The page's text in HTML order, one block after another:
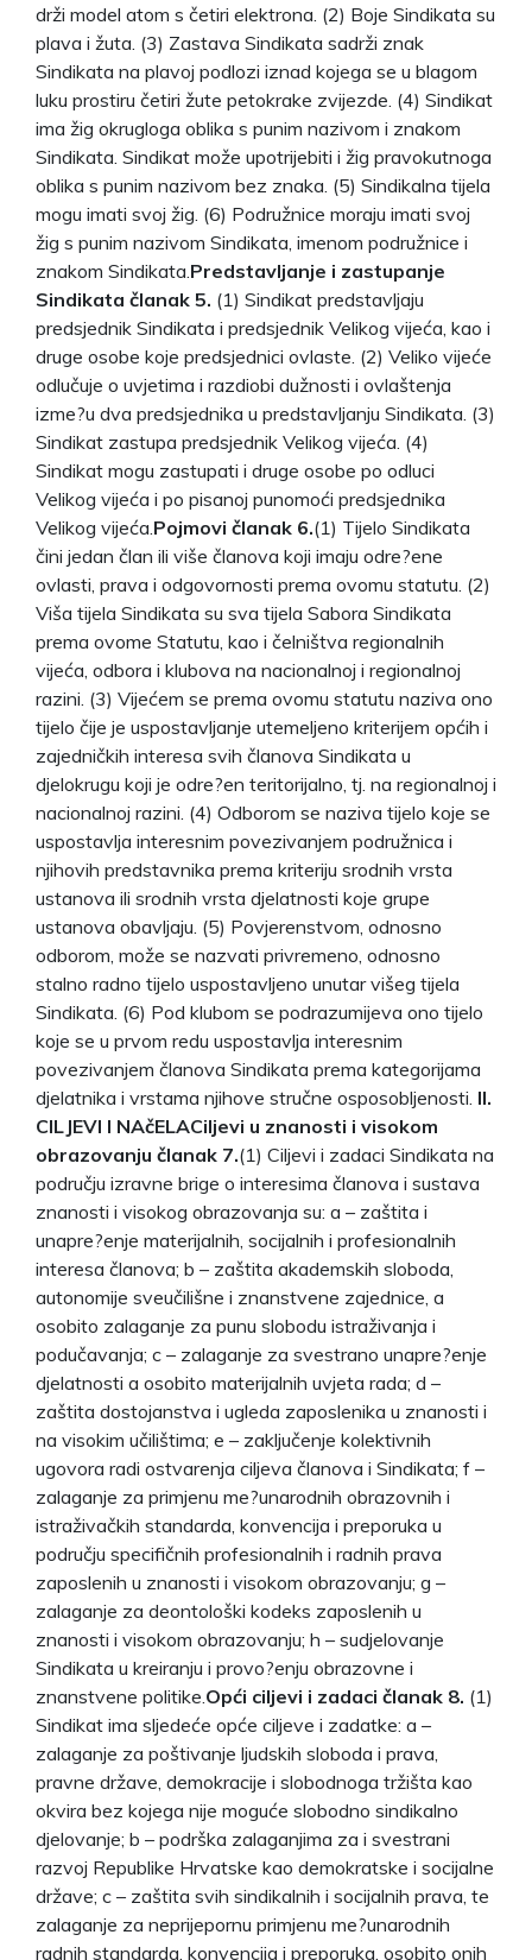
drži model atom s četiri elektrona. (2) Boje Sindikata su
plava i žuta. (3) Zastava Sindikata sadrži znak
Sindikata na plavoj podlozi iznad kojega se u blagom
luku prostiru četiri žute petokrake zvijezde. (4) Sindikat
ima žig okrugloga oblika s punim nazivom i znakom
Sindikata. Sindikat može upotrijebiti i žig pravokutnoga
oblika s punim nazivom bez znaka. (5) Sindikalna tijela
mogu imati svoj žig. (6) Podružnice moraju imati svoj
žig s punim nazivom Sindikata, imenom podružnice i
znakom Sindikata. Predstavljanje i zastupanje
Sindikata članak 5. (1) Sindikat predstavljaju
predsjednik Sindikata i predsjednik Velikog vijeća, kao i
druge osobe koje predsjednici ovlaste. (2) Veliko vijeće
odlučuje o uvjetima i razdiobi dužnosti i ovlaštenja
izme?u dva predsjednika u predstavljanju Sindikata. (3)
Sindikat zastupa predsjednik Velikog vijeća. (4)
Sindikat mogu zastupati i druge osobe po odluci
Velikog vijeća i po pisanoj punomoći predsjednika
Velikog vijeća. Pojmovi članak 6.(1) Tijelo Sindikata
čini jedan član ili više članova koji imaju odre?ene
ovlasti, prava i odgovornosti prema ovomu statutu. (2)
Viša tijela Sindikata su sva tijela Sabora Sindikata
prema ovome Statutu, kao i čelništva regionalnih
vijeća, odbora i klubova na nacionalnoj i regionalnoj
razini. (3) Vijećem se prema ovomu statutu naziva ono
tijelo čije je uspostavljanje utemeljeno kriterijem općih i
zajedničkih interesa svih članova Sindikata u
djelokrugu koji je odre?en teritorijalno, tj. na regionalnoj i
nacionalnoj razini. (4) Odborom se naziva tijelo koje se
uspostavlja interesnim povezivanjem podružnica i
njihovih predstavnika prema kriteriju srodnih vrsta
ustanova ili srodnih vrsta djelatnosti koje grupe
ustanova obavljaju. (5) Povjerenstvom, odnosno
odborom, može se nazvati privremeno, odnosno
stalno radno tijelo uspostavljeno unutar višeg tijela
Sindikata. (6) Pod klubom se podrazumijeva ono tijelo
koje se u prvom redu uspostavlja interesnim
povezivanjem članova Sindikata prema kategorijama
djelatnika i vrstama njihove stručne osposobljenosti. II.
CILJEVI I NAčELACiljevi u znanosti i visokom
obrazovanju članak 7.(1) Ciljevi i zadaci Sindikata na
području izravne brige o interesima članova i sustava
znanosti i visokog obrazovanja su: a – zaštita i
unapre?enje materijalnih, socijalnih i profesionalnih
interesa članova; b – zaštita akademskih sloboda,
autonomije sveučilišne i znanstvene zajednice, a
osobito zalaganje za punu slobodu istraživanja i
podučavanja; c – zalaganje za svestrano unapre?enje
djelatnosti a osobito materijalnih uvjeta rada; d –
zaštita dostojanstva i ugleda zaposlenika u znanosti i
na visokim učilištima; e – zaključenje kolektivnih
ugovora radi ostvarenja ciljeva članova i Sindikata; f –
zalaganje za primjenu me?unarodnih obrazovnih i
istraživačkih standarda, konvencija i preporuka u
području specifičnih profesionalnih i radnih prava
zaposlenih u znanosti i visokom obrazovanju; g –
zalaganje za deontološki kodeks zaposlenih u
znanosti i visokom obrazovanju; h – sudjelovanje
Sindikata u kreiranju i provo?enju obrazovne i
znanstvene politike. Opći ciljevi i zadaci članak 8. (1)
Sindikat ima sljedeće opće ciljeve i zadatke: a –
zalaganje za poštivanje ljudskih sloboda i prava,
pravne države, demokracije i slobodnoga tržišta kao
okvira bez kojega nije moguće slobodno sindikalno
djelovanje; b – podrška zalaganjima za i svestrani
razvoj Republike Hrvatske kao demokratske i socijalne
države; c – zaštita svih sindikalnih i socijalnih prava, te
zalaganje za neprijepornu primjenu me?unarodnih
radnih standarda, konvencija i preporuka, osobito onih